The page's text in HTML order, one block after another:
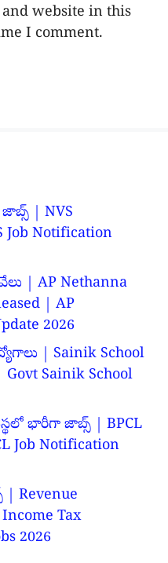
website in this
I comment.
| NVS
Job Notification
| AP Nethanna
| AP
2026
| Sainik School
Govt Sainik School
భారీగా జాబ్స్ | BPCL
Job Notification
| Revenue
Tax
2026